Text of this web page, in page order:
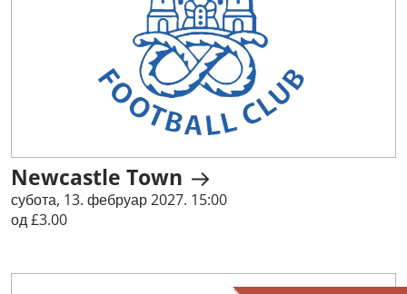
Newcastle Town
субота, 13. фебруар 2027. 15:00
од £3.00